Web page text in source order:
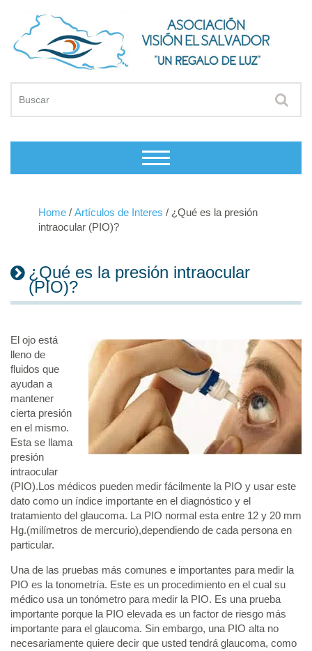
Home / Artículos de Interes / ¿Qué es la presión
intraocular (PIO)?
¿Qué es la presión intraocular
(PIO)?
El ojo está
lleno de
fluidos que
ayudan a
mantener
cierta presión
en el mismo.
Esta se llama
presión
intraocular
(PIO).Los médicos pueden medir fácilmente la PIO y usar este
dato como un índice importante en el diagnóstico y el
tratamiento del glaucoma. La PIO normal esta entre 12 y 20 mm
Hg.(milímetros de mercurio),dependiendo de cada persona en
particular.
Una de las pruebas más comunes e importantes para medir la
PIO es la tonometría. Este es un procedimiento en el cual su
médico usa un tonómetro para medir la PIO. Es una prueba
importante porque la PIO elevada es un factor de riesgo más
importante para el glaucoma. Sin embargo, una PIO alta no
necesariamente quiere decir que usted tendrá glaucoma, como